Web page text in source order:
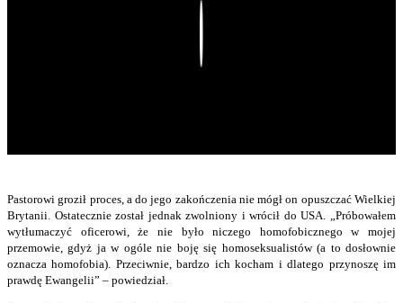
Pastorowi groził proces, a do jego zakończenia nie mógł on opuszczać Wielkiej
Brytanii. Ostatecznie został jednak zwolniony i wrócił do USA. „Próbowałem
wytłumaczyć oficerowi, że nie było niczego homofobicznego w mojej
przemowie, gdyż ja w ogóle nie boję się homoseksualistów (a to dosłownie
oznacza homofobia). Przeciwnie, bardzo ich kocham i dlatego przynoszę im
prawdę Ewangelii” – powiedział.